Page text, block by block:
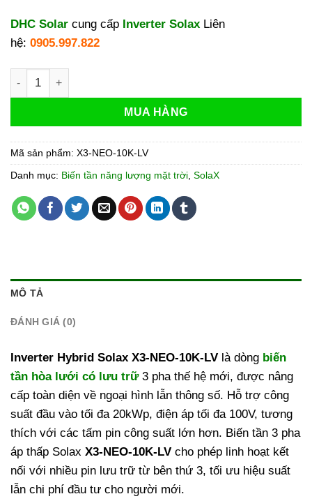
DHC Solar cung cấp Inverter Solax Liên
hệ: 0905.997.822
Biến tần Hybrid Solax 10kW 3 Pha áp thấp X3-NEO-10K-LV
MUA HÀNG
Mã sản phẩm: X3-NEO-10K-LV
Danh mục: Biến tần năng lượng mặt trời, SolaX
MÔ TẢ
ĐÁNH GIÁ (0)
Inverter Hybrid Solax X3-NEO-10K-LV là dòng biến
tần hòa lưới có lưu trữ3 pha thế hệ mới, được nâng
cấp toàn diện về ngoại hình lẫn thông số. Hỗ trợ công
suất đầu vào tối đa 20kWp, điện áp tối đa 100V, tương
thích với các tấm pin công suất lớn hơn. Biến tần 3 pha
áp thấp Solax X3-NEO-10K-LV cho phép linh hoạt kết
nối với nhiều pin lưu trữ từ bên thứ 3, tối ưu hiệu suất
lẫn chi phí đầu tư cho người mới.